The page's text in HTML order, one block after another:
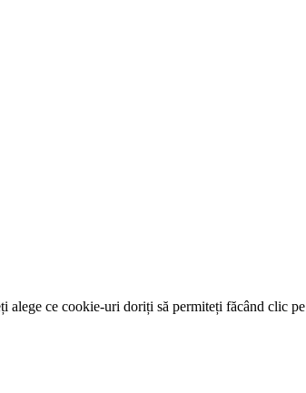
alege ce cookie-uri doriți să permiteți făcând clic pe